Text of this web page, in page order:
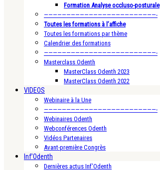
Formation Analyse occluso-posturale
—————————————————————————-
Toutes les formations à l’affiche
Toutes les formations par thème
Calendrier des formations
—————————————————————————-
Masterclass Odenth
MasterClass Odenth 2023
MasterClass Odenth 2022
VIDEOS
Webinaire à la Une
—————————————————————————-
Webinaires Odenth
Webconférences Odenth
Vidéos Partenaires
Avant-première Congrès
Inf’Odenth
Dernières actus Inf’Odenth